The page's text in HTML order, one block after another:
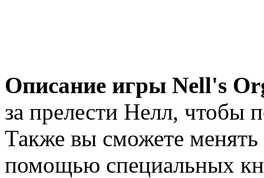
Описание игры Nell's
за прелести Нелл, чтобы
Также вы сможете
помощью специальных